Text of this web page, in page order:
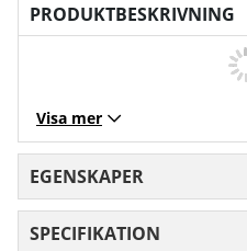
PRODUKTBESKRIVNING
Visa mer
EGENSKAPER
SPECIFIKATION